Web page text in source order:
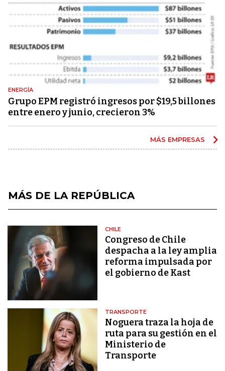
ENERGÍA
Grupo EPM registró ingresos por $19,5 billones
entre enero y junio, crecieron 3%
MÁS EMPRESAS
MÁS DE LA REPÚBLICA
CHILE
Congreso de Chile
despacha a la ley amplia
reforma impulsada por
el gobierno de Kast
TRANSPORTE
Noguera traza la hoja de
ruta para su gestión en el
Ministerio de
Transporte